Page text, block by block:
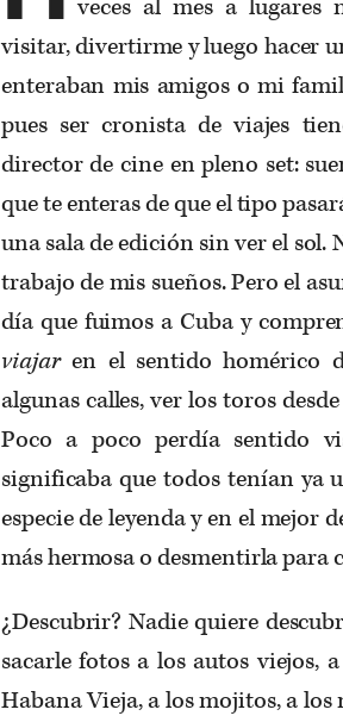
veces al mes a lugares
visitar, divertirme y luego hacer
enteraban mis amigos o mi
pues ser cronista de viajes
director de cine en pleno set:
que te enteras de que el tipo
una sala de edición sin ver el sol.
trabajo de mis sueños. Pero el
día que fuimos a Cuba y
viajaren el sentido homérico
algunas calles, ver los toros
Poco a poco perdía sentido
significaba que todos tenían ya
especie de leyenda y en el mejor
más hermosa o desmentirla para
¿Descubrir? Nadie quiere
sacarle fotos a los autos viejos,
Habana Vieja, a los mojitos, a